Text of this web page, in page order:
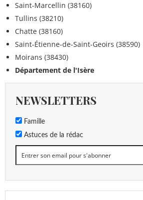
Saint-Marcellin (38160)
Tullins (38210)
Chatte (38160)
Saint-Étienne-de-Saint-Geoirs (38590)
Moirans (38430)
Département de l'Isère
NEWSLETTERS
Famille
Astuces de la rédac